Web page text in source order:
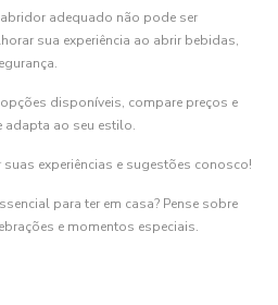
adequado não pode ser
sua experiência ao abrir bebidas,
disponíveis, compare preços e
adapta ao seu estilo.
experiências e sugestões conosco!
para ter em casa? Pense sobre
e momentos especiais.